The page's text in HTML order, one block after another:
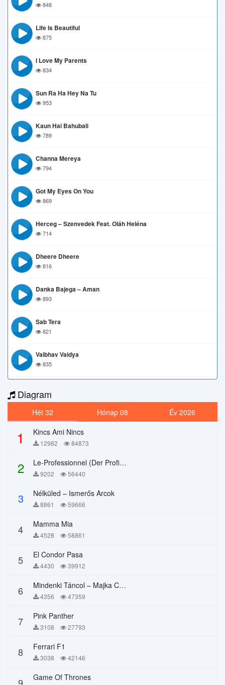
848
Life Is Beautiful
875
I Love My Parents
834
Sun Ra Ha Hey Na Tu
953
Kaun Hai Bahubali
789
Channa Mereya
794
Got My Eyes On You
869
Herceg – Szenvedek Feat. Oláh Heléna
714
Dheere Dheere
816
Danka Bajega – Aman
893
Sab Tera
821
Vaibhav Vaidya
835
Diagram
Hét 32 Hónap 08 Év 2026
1 Kincs Ami Nincs
12982 84873
2 Le-Professionnel (Der Profi) – Chi Mai
9202 56440
3 Nélküled – Ismerős Arcok
8861 59666
4 Mamma Mia
4528 58861
5 El Condor Pasa
4430 39912
6 Mindenki Táncol – Majka Curtis, Péter Majoros
4356 47359
7 Pink Panther
3108 27793
8 Ferrari F1
3038 42146
Game Of Thrones